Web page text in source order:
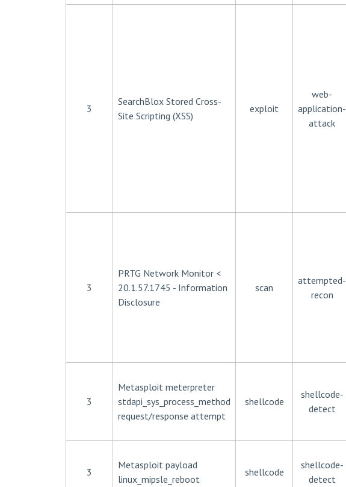
3
SearchBlox Stored Cross-
Site Scripting (XSS)
exploit
web-
application-
attack
3
PRTG Network Monitor <
20.1.57.1745 - Information
Disclosure
scan
attempted-
recon
3
Metasploit meterpreter
stdapi_sys_process_method
request/response attempt
shellcode
shellcode-
detect
3
Metasploit payload
linux_mipsle_reboot
shellcode
shellcode-
detect